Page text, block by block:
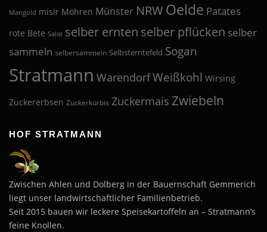
Mangold misir Möhren Münster NRW Oelde Patates
rote Bete Salat selber ernten selber pflücken selber
sammeln selbersammeln Selbsterntefeld Sogan
Stratmann WarendorfWeißkohl Wirsing
Zuckererbsen Zuckerkürbis Zuckermais Zwiebeln
HOF STRATMANN
Zwischen Ahlen und Dolberg in der Bauernschaft Gemmerich
liegt unser landwirtschaftlicher Familienbetrieb.
Seit 2015 bauen wir leckere Speisekartoffeln an – Stratmann’s
feine Knollen.